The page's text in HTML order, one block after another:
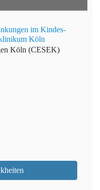
im Kindes-
Köln
Köln (CESEK)